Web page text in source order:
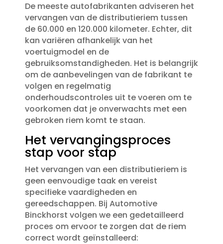
De meeste autofabrikanten adviseren het
vervangen van de distributieriem tussen
de 60.​000 en 120.​000 kilometer.​ Echter, dit
kan variëren afhankelijk van het
voertuigmodel en de
gebruiksomstandigheden.​ Het is belangrijk
om de aanbevelingen van de fabrikant te
volgen en regelmatig
onderhoudscontroles uit te voeren om te
voorkomen dat je onverwachts met een
gebroken riem komt te staan.​
Het vervangingsproces
stap voor stap
Het vervangen van een distributieriem is
geen eenvoudige taak en vereist
specifieke vaardigheden en
gereedschappen.​ Bij Automotive
Binckhorst volgen we een gedetailleerd
proces om ervoor te zorgen dat de riem
correct wordt geïnstalleerd: